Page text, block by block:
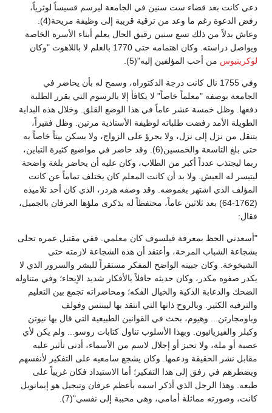
دعي كانت بعد قضاء ست سنين في الجامعة ليرسم قسيساً لوثرياً،
رفض الدعوة رغم ما وعد من ترقية قريبة إلى وظيفة مريحة(4).
وعاش بدلاً من ذلك تسع سنين رقيق الحال يعلم أبناء الأسرة الخاصة
ويواصل دراسته. وكان اهتمامه حتى 1770 بالعلم لا باللاهوت "وكان
لوكريتيوس من أحب المؤلفين إليه"(5).
وفي 1755 نال كانت درجة الدكتوراه، وسمح له بأن يحاضر في
الجامعة بوصفه "معلماً خاصاً" لا يكافأ إلا بالرسوم التي يقرر الطلبة
دفعها. وظل خمسة عشر عاماً في هذا الوضع القلق. وخلال هذه البداية
الطويلة الأمد رفضت طلباته لوظيفة الأستاذية مرتين. وظل فقيراً،
يتنقل من نزل إلى نزل، ولا يجرؤ على الزواج، ولا يسكن بيتاً خاصاً به
حتى بلغ التاسعة والخمسين(6). وقد حاضر في مواضيع كثيرة التباين،
ربما ليجتذب عدداً أكبر من الطلاب، وكان عليه أن يحاضر بلغة واضحة
ليتيسر له العيش. ولا بد أن كانت المعلم كان يختلف تماماً عن كانت
المؤلف الذي اشتهر بغموضه. وقد وصفه هردر، الذي كان أحد تلاميذه
(1762-64) بعد ثلاثين عاماً، محتفظاً له بذكرى ملؤها العرفان بالجميل،
فقال:
"أسعدني الحظ بمعرفة فيلسوف كان معلمي. ففي مقتبل عمره تحلى
بشجاعة الشباب المرحة، وأعتقد أن هذه الشجاعة لازمته حتى
الشيخوخة. وكان جبينه الواضح المفكر مستقراً للبشر والسرور الذي لا
يكدر صفوه مكدر، وكان حديثه حافلاً بالأفكار شديد الإيحاء؛ وفي متناوله
الضحك والدعابة الذكية والخيال الفكه؛ ومحاضراته تجمع بين التعليم
والترفيه الكثير. وبالروح ذاتها التي انتقد بها ليبنتس وفولف
وباومجارتن... وهيوم، بحث في القوانين الطبيعية التي قال بها نيوتن
وكبلر والفيزيائيون. وبهذا الأسلوب تناول كتابات روسو... ولم يكن لأي
عصبة أو ملة، ولا تحيز أو إجلال لاسم من الأسماء، أدنى تأثير عليه
مقابل نشر الحقيقة ودعمها. وكان يشجع سامعيه على التفكير لأنفسهم
ويضطرهم في رفق إلى هذا التفكير؛ أما الاستبداد فكان غريباً على
طبعه. وهذا الرجل الذي أذكر اسمه بأعظم عرفان وتبجيل هو إيمانويل
كانت، وصورته مماثلة أمامي، وهي محببة إلى نفسي"(7).